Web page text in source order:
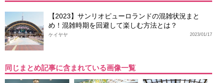
【2023】サンリオピューロランドの混雑状況まと
め！混雑時期を回避して楽しむ方法とは？
2023/01/17
ケイヤヤ
同じまとめ記事に含まれている画像一覧